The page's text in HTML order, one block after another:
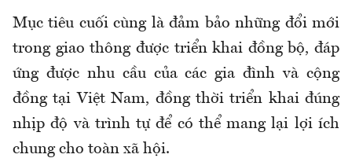
Mục tiêu cuối cùng là đảm bảo những đổi mới
trong giao thông được triển khai đồng bộ, đáp
ứng được nhu cầu của các gia đình và cộng
đồng tại Việt Nam, đồng thời triển khai đúng
nhịp độ và trình tự để có thể mang lại lợi ích
chung cho toàn xã hội.